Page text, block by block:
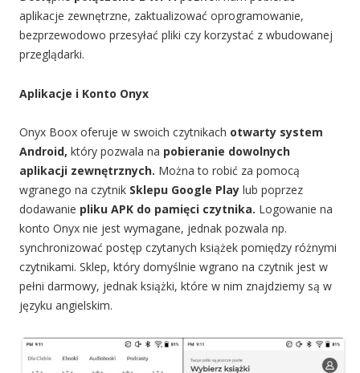
aplikacje zewnętrzne, zaktualizować oprogramowanie,
bezprzewodowo przesyłać pliki czy korzystać z wbudowanej
przeglądarki.
Aplikacje i Konto Onyx
Onyx Boox oferuje w swoich czytnikach otwarty system
Android, który pozwala na pobieranie dowolnych
aplikacji zewnętrznych. Można to robić za pomocą
wgranego na czytnik Sklepu Google Play lub poprzez
dodawanie pliku APK do pamięci czytnika. Logowanie na
konto Onyx nie jest wymagane, jednak pozwala np.
synchronizować postęp czytanych książek pomiędzy różnymi
czytnikami. Sklep, który domyślnie wgrano na czytnik jest w
pełni darmowy, jednak książki, które w nim znajdziemy są w
języku angielskim.